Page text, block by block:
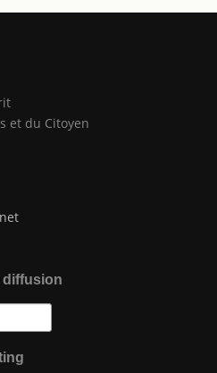
et du Citoyen
diffusion